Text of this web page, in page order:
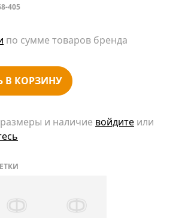
405
по сумме товаров бренда
В КОРЗИНУ
и наличие войдите или